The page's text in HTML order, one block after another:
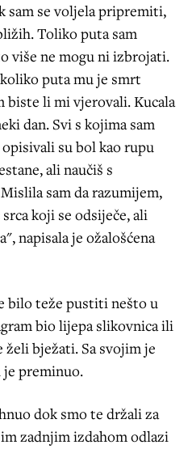
sam se voljela pripremiti,
Toliko puta sam
više ne mogu ni izbrojati.
puta mu je smrt
biste li mi vjerovali. Kucala
dan. Svi s kojima sam
su bol kao rupu
ali naučiš s
sam da razumijem,
koji se odsiječe, ali
napisala je ožalošćena
bilo teže pustiti nešto u
bio lijepa slikovnica ili
bježati. Sa svojim je
preminuo.
dok smo te držali za
zadnjim izdahom odlazi